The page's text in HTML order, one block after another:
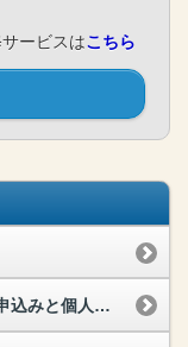
ービスはこちら
【法人サービス】<資格・通信講座>法人申込みと個人申込みで教材・サービスの違いはありますか？